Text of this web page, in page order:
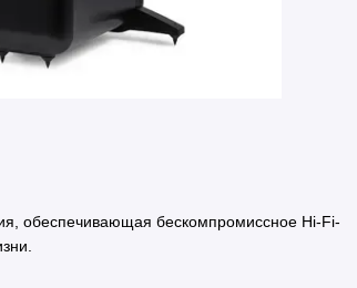
обеспечивающая бескомпромиссное Hi-Fi-